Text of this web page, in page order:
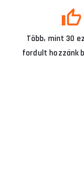
Több, mint 30
fordult hozzánk